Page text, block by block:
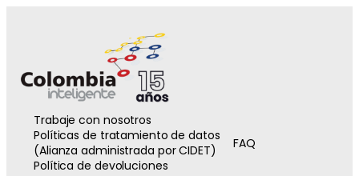
Trabaje con nosotros
Políticas de tratamiento de datos
(Alianza administrada por CIDET)
FAQ
Política de devoluciones